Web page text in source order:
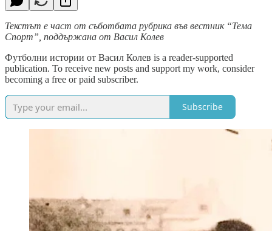
Текстът е част от съботбата рубрика във вестник “Тема
Спорт”, поддържана от Васил Колев
Футболни истории от Васил Колев is a reader-supported
publication. To receive new posts and support my work, consider
becoming a free or paid subscriber.
Subscribe